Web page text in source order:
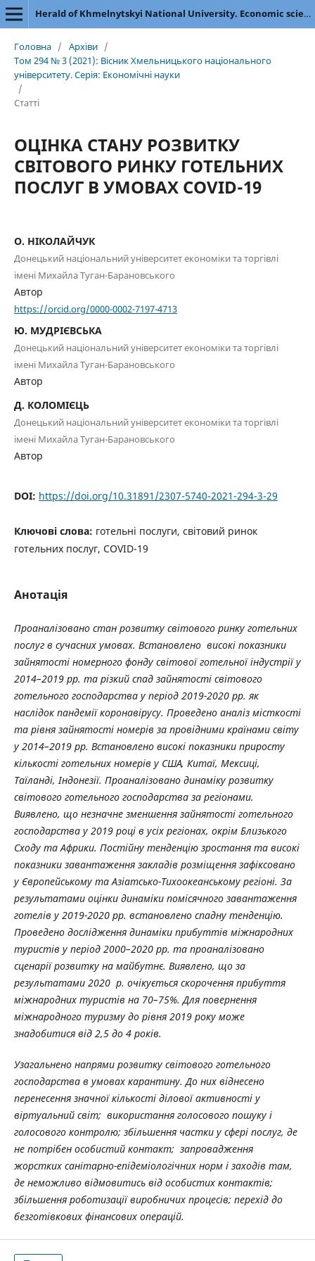
Herald of Khmelnytskyi National University. Economic sciences
Головна / Архіви /
Том 294 № 3 (2021): Вісник Хмельницького національного
університету. Серія: Економічні науки
/
Статті
ОЦІНКА СТАНУ РОЗВИТКУ
СВІТОВОГО РИНКУ ГОТЕЛЬНИХ
ПОСЛУГ В УМОВАХ COVID-19
О. НІКОЛАЙЧУК
Донецький національний університет економіки та торгівлі
імені Михайла Туган-Барановського
Автор
https://orcid.org/0000-0002-7197-4713
Ю. МУДРІЄВСЬКА
Донецький національний університет економіки та торгівлі
імені Михайла Туган-Барановського
Автор
Д. КОЛОМІЄЦЬ
Донецький національний університет економіки та торгівлі
імені Михайла Туган-Барановського
Автор
DOI: https://doi.org/10.31891/2307-5740-2021-294-3-29
Ключові слова: готельні послуги, світовий ринок
готельних послуг, COVID-19
Анотація
Проаналізовано стан розвитку світового ринку готельних
послуг в сучасних умовах. Встановлено високі показники
зайнятості номерного фонду світової готельної індустрії у
2014–2019 рр. та різкий спад зайнятості світового
готельного господарства у період 2019-2020 рр. як
наслідок пандемії коронавірусу. Проведено аналіз місткості
та рівня зайнятості номерів за провідними країнами світу
у 2014–2019 рр. Встановлено високі показники приросту
кількості готельних номерів у США, Китаї, Мексиці,
Таїланді, Індонезії. Проаналізовано динаміку розвитку
світового готельного господарства за регіонами.
Виявлено, що незначне зменшення зайнятості готельного
господарства у 2019 році в усіх регіонах, окрім Близького
Сходу та Африки. Постійну тенденцію зростання та високі
показники завантаження закладів розміщення зафіксовано
у Європейському та Азіатсько-Тихоокеанському регіоні. За
результатами оцінки динаміки помісячного завантаження
готелів у 2019-2020 рр. встановлено спадну тенденцію.
Проведено дослідження динаміки прибуттів міжнародних
туристів у період 2000–2020 рр. та проаналізовано
сценарії розвитку на майбутнє. Виявлено, що за
результатами 2020 р. очікується скорочення прибуття
міжнародних туристів на 70–75%. Для повернення
міжнародного туризму до рівня 2019 року може
знадобитися від 2,5 до 4 років.
Узагальнено напрями розвитку світового готельного
господарства в умовах карантину. До них віднесено
перенесення значної кількості ділової активності у
віртуальний світ; використання голосового пошуку і
голосового контролю; збільшення частки у сфері послуг, де
не потрібен особистий контакт; запровадження
жорстких санітарно-епідеміологічних норм і заходів там,
де неможливо відмовитись від особистих контактів;
збільшення роботизації виробничих процесів; перехід до
безготівкових фінансових операцій.